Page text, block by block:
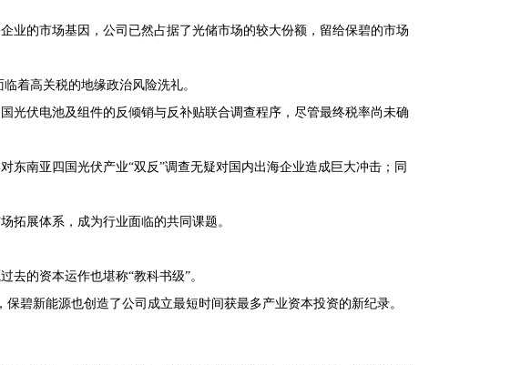
业的市场基因，公司已然占据了光储市场的较大份额，留给保碧的市场
着高关税的地缘政治风险洗礼。
光伏电池及组件的反倾销与反补贴联合调查程序，尽管最终税率尚未确
东南亚四国光伏产业“双反”调查无疑对国内出海企业造成巨大冲击；同
拓展体系，成为行业面临的共同课题。
去的资本运作也堪称“教科书级”。
碧新能源也创造了公司成立最短时间获最多产业资本投资的新纪录。